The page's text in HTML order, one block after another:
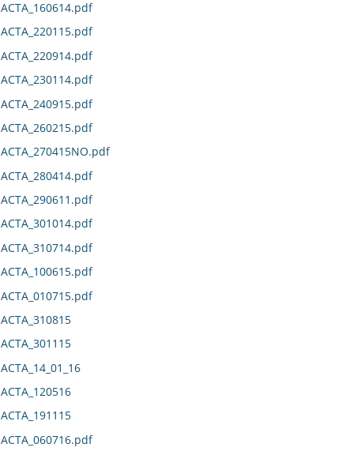
ACTA_160614.pdf
ACTA_220115.pdf
ACTA_220914.pdf
ACTA_230114.pdf
ACTA_240915.pdf
ACTA_260215.pdf
ACTA_270415NO.pdf
ACTA_280414.pdf
ACTA_290611.pdf
ACTA_301014.pdf
ACTA_310714.pdf
ACTA_100615.pdf
ACTA_010715.pdf
ACTA_310815
ACTA_301115
ACTA_14_01_16
ACTA_120516
ACTA_191115
ACTA_060716.pdf